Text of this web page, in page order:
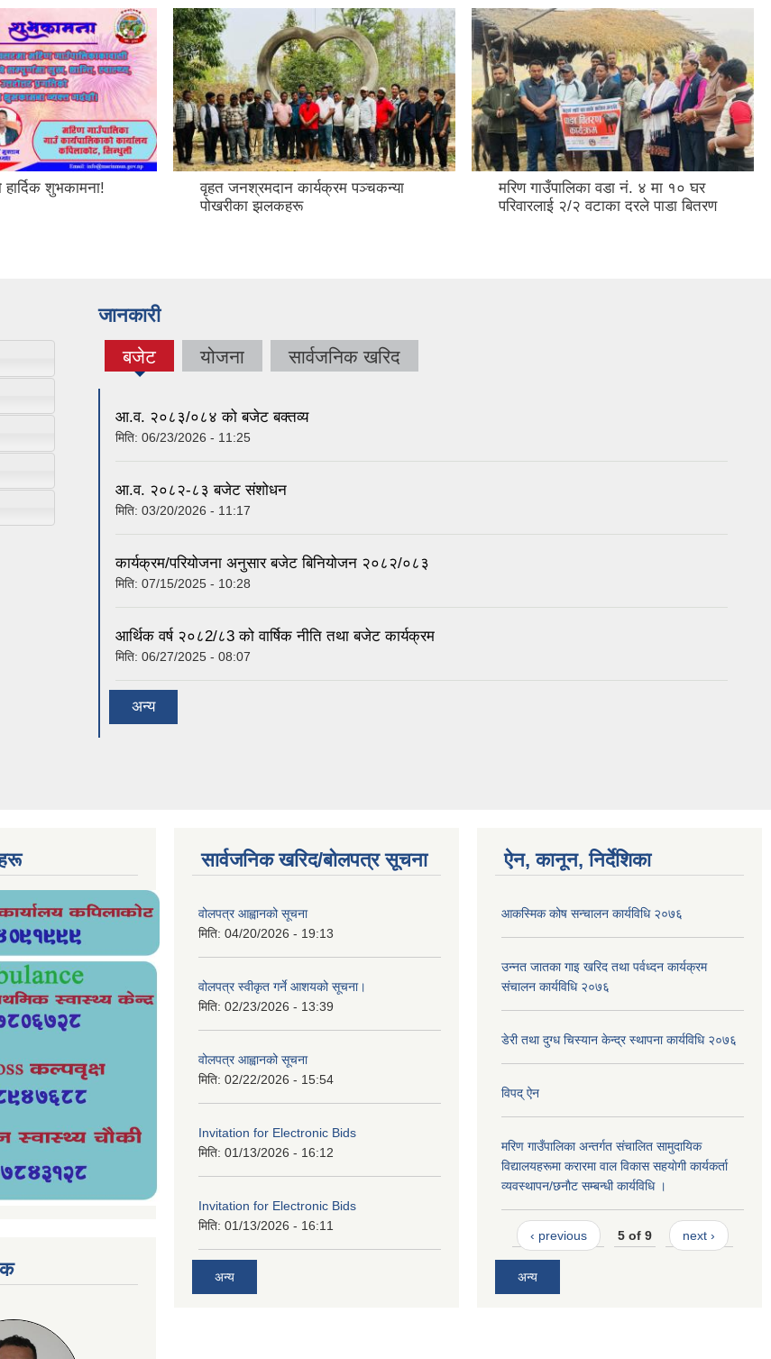
शुभकामना!
वृहत जनश्रमदान कार्यक्रम पञ्चकन्या
पोखरीका झलकहरू
मरिण गाउँपालिका वडा नं. ४ मा १० घर
परिवारलाई २/२ वटाका दरले पाडा बितरण
जानकारी
बजेट
(active
योजना सार्वजनिक खरिद
आ.व. २०८३/०८४ को बजेट बक्तव्य
मिति: 06/23/2026 - 11:25
आ.व. २०८२-८३ बजेट संशोधन
मिति: 03/20/2026 - 11:17
कार्यक्रम/परियोजना अनुसार बजेट बिनियोजन २०८२/०८३
मिति: 07/15/2025 - 10:28
आर्थिक वर्ष २०८2/८3 को वार्षिक नीति तथा बजेट कार्यक्रम
मिति: 06/27/2025 - 08:07
अन्य
सार्वजनिक खरिद/बोलपत्र सूचना
वोलपत्र आह्वानको सूचना
मिति: 04/20/2026 - 19:13
वोलपत्र स्वीकृत गर्ने आशयको सूचना।
मिति: 02/23/2026 - 13:39
वोलपत्र आह्वानको सूचना
मिति: 02/22/2026 - 15:54
Invitation for Electronic Bids
मिति: 01/13/2026 - 16:12
Invitation for Electronic Bids
मिति: 01/13/2026 - 16:11
अन्य
ऐन, कानून, निर्देशिका
आकस्मिक कोष स‌न्चालन कार्यविधि २०७६
उन्नत जातका गाइ खरिद तथा पर्वध्दन कार्यक्रम
संचालन कार्यविधि २०७६
डेरी तथा दुग्ध चिस्यान केन्द्र स्थापना कार्यविधि २०७६
विपद् ऐन
मरिण गाउँपालिका अन्तर्गत संचालित सामुदायिक
विद्यालयहरूमा करारमा वाल विकास सहयाेगी कार्यकर्ता
व्यवस्थापन/छनाैट सम्बन्धी कार्यविधि ।
‹ previous 5 of 9 next ›
अन्य